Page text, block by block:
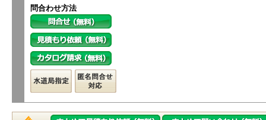
問合わせ方法